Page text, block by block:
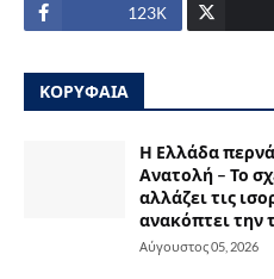
123Κ
ΚΟΡΥΦΑΙΑ
Η Ελλάδα
Ανατολή – Το
αλλάζει τις
ανακόπτει την
Αύγουστος 05, 2026